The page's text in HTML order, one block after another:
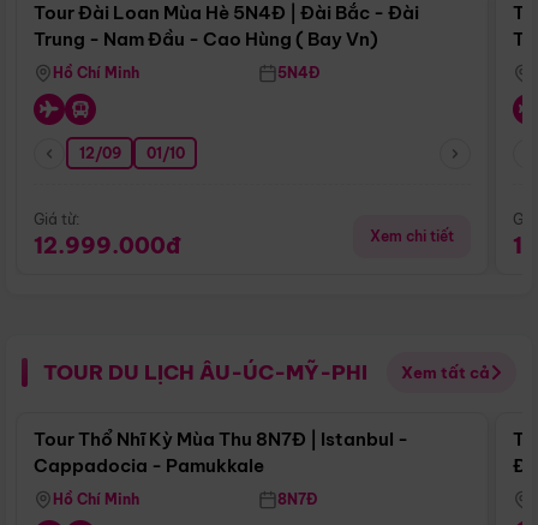
Tour Đài Loan Mùa Hè 5N4Đ | Đài Bắc - Đài
Trung - Nam Đầu - Cao Hùng ( Bay Vn)
Hồ Chí Minh 5N4Đ
12/09 01/10
Giá từ:
12.999.000đ Xem chi tiết
TOUR DU LỊCH ÂU-ÚC-MỸ-PHI Xem tất cả
Điểm nổi bật
Tour Thổ Nhĩ Kỳ Mùa Thu 8N7Đ | Istanbul -
Cappadocia - Pamukkale
Hồ Chí Minh 8N7Đ